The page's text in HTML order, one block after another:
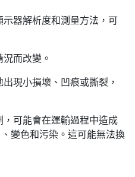
示器解析度和測量方法，可
而改變。
現小損壞、凹痕或撕裂，
，可能會在運輸過程中造成
變色和污染。這可能無法換